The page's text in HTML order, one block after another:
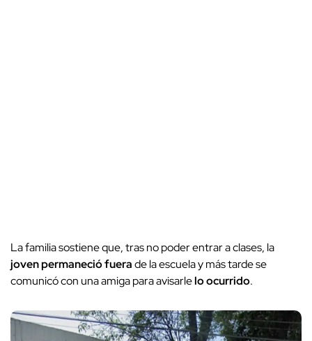
La familia sostiene que, tras no poder entrar a clases, la
jovenpermaneció fuerade la escuela y más tarde se
comunicó con una amiga para avisarlelo ocurrido.